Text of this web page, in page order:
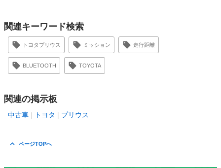
関連キーワード検索
トヨタプリウス ミッション 走行距離
BLUETOOTH TOYOTA
関連の掲示板
中古車 トヨタ プリウス
ページTOPへ